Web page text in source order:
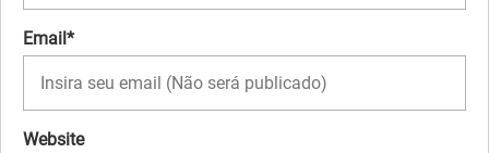
Email*
Website